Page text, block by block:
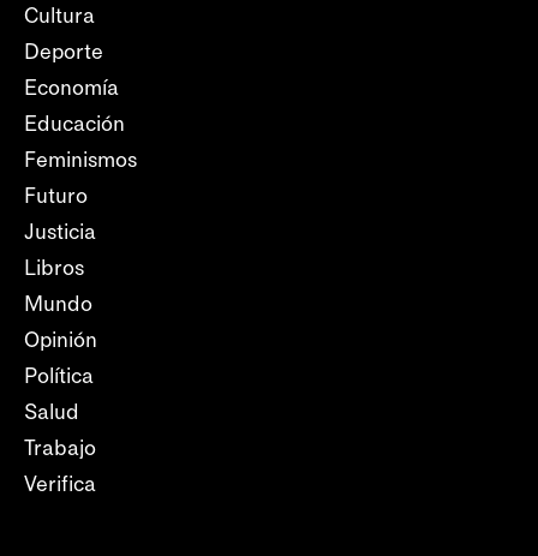
Cultura
Deporte
Economía
Educación
Feminismos
Futuro
Justicia
Libros
Mundo
Opinión
Política
Salud
Trabajo
Verifica